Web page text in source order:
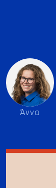
Άννα